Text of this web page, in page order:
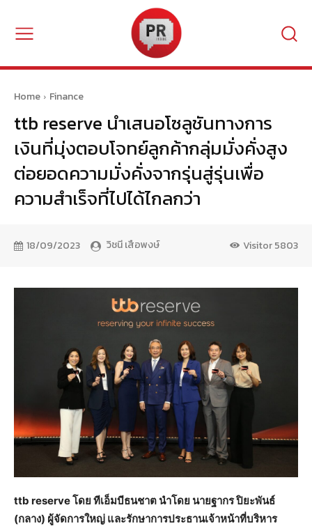
Home Finance
ttb reserve นำเสนอโซลูชันทางการ
เงินที่มุ่งตอบโจทย์ลูกค้ากลุ่มมั่งคั่งสูง
ต่อยอดความมั่งคั่งจากรุ่นสู่รุ่นเพื่อ
ความสำเร็จที่ไปได้ไกลกว่า
18/09/2023 วิชนี เสือพงษ์ Visitor5803
ttb reserve โดย ทีเอ็มบีธนชาต นำโดย นายฐากร ปิยะพันธ์
(กลาง) ผู้จัดการใหญ่ และรักษาการประธานเจ้าหน้าที่บริหาร